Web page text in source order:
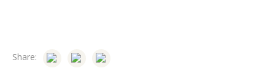
Share: